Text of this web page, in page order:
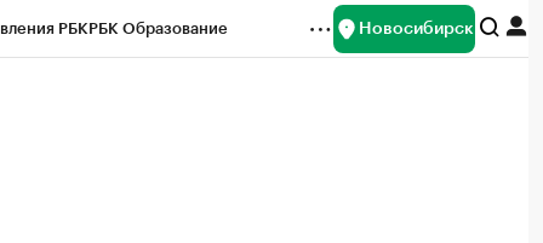
РБКРБК Образование Новосибирск